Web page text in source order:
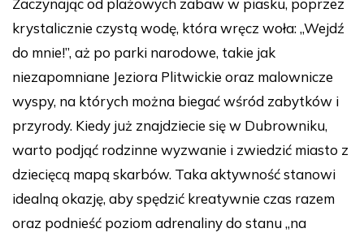
Zaczynając od plażowych zabaw w piasku, poprzez
krystalicznie czystą wodę, która wręcz woła: „Wejdź
do mnie!”, aż po parki narodowe, takie jak
niezapomniane Jeziora Plitwickie oraz malownicze
wyspy, na których można biegać wśród zabytków i
przyrody. Kiedy już znajdziecie się w Dubrowniku,
warto podjąć rodzinne wyzwanie i zwiedzić miasto z
dziecięcą mapą skarbów. Taka aktywność stanowi
idealną okazję, aby spędzić kreatywnie czas razem
oraz podnieść poziom adrenaliny do stanu „na